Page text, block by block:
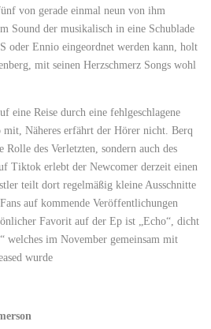
von gerade einmal neun von ihm
Sound der musikalisch in eine Schublade
oder Ennio eingeordnet werden kann, holt
mit seinen Herzschmerz Songs wohl
eine Reise durch eine fehlgeschlagene
mit, Näheres erfährt der Hörer nicht. Berq
des Verletzten, sondern auch des
Tiktok erlebt der Newcomer derzeit einen
teilt dort regelmäßig kleine Ausschnitte
auf kommende Veröffentlichungen
Favorit auf der Ep ist „Echo“, dicht
welches im November gemeinsam mit
wurde